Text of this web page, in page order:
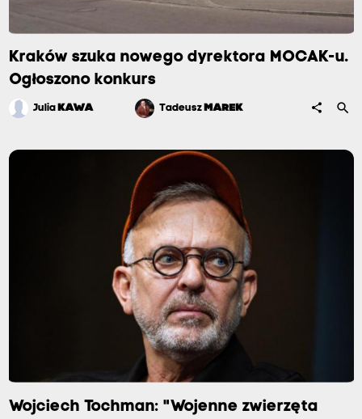
Kraków szuka nowego dyrektora MOCAK-u.
Ogłoszono konkurs
Julia KAWA Tadeusz MAREK share search
Wojciech Tochman: "Wojenne zwierzęta